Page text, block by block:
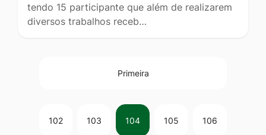
tendo 15 participante que além de realizarem
diversos trabalhos receb…
Primeira
102 103 104 105 106